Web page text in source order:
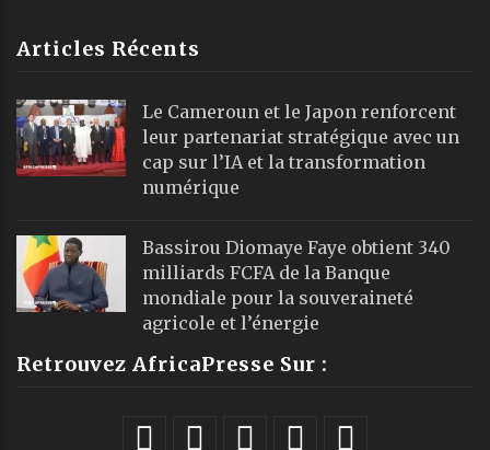
Articles Récents
Le Cameroun et le Japon renforcent
leur partenariat stratégique avec un
cap sur l’IA et la transformation
numérique
Bassirou Diomaye Faye obtient 340
milliards FCFA de la Banque
mondiale pour la souveraineté
agricole et l’énergie
Retrouvez AfricaPresse Sur :